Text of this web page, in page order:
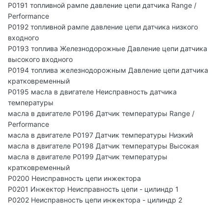
P0191 топливной рампе давление цепи датчика Range /
Performance
P0192 топливной рампе давление цепи датчика низкого
входного
P0193 топлива Железнодорожные Давление цепи датчика
высокого входного
P0194 топлива железнодорожным Давление цепи датчика
кратковременный
P0195 масла в двигателе Неисправность датчика
температуры
масла в двигателе P0196 Датчик температуры Range /
Performance
масла в двигателе P0197 Датчик температуры Низкий
масла в двигателе P0198 Датчик температуры Высокая
масла в двигателе P0199 Датчик температуры
кратковременный
P0200 Неисправность цепи инжектора
P0201 Инжектор Неисправность цепи - цилиндр 1
P0202 Неисправность цепи инжектора - цилиндр 2